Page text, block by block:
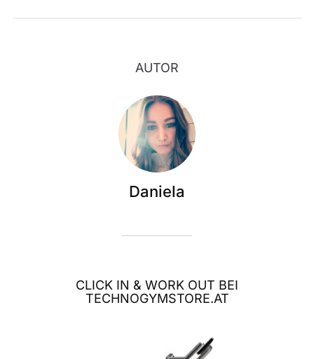
AUTOR
Daniela
CLICK IN & WORK OUT BEI
TECHNOGYMSTORE.AT